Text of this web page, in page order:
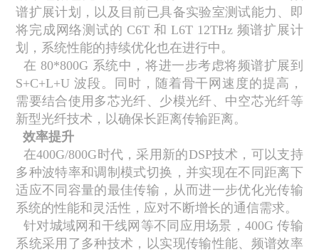
谱扩展计划，以及目前已具备实验室测试能力、即
将完成网络测试的 C6T 和 L6T 12THz 频谱扩展计
划，系统性能的持续优化也在进行中。
在 80*800G 系统中，将进一步考虑将频谱扩展到
S+C+L+U波段。同时，随着骨干网速度的提高，
需要结合使用多芯光纤、少模光纤、中空芯光纤等
新型光纤技术，以确保长距离传输距离。
效率提升
在400G/800G时代，采用新的DSP技术，可以支持
多种波特率和调制模式切换，并实现在不同距离下
适应不同容量的最佳传输，从而进一步优化光传输
系统的性能和灵活性，应对不断增长的通信需求。
针对城域网和干线网等不同应用场景，400G传输
系统采用了多种技术，以实现传输性能、频谱效率